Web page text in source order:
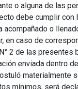
o alguna de las
debe cumplir
acompañado o
en caso de
2 de las presentes
enviada dentro
materialmente
mínimos, será